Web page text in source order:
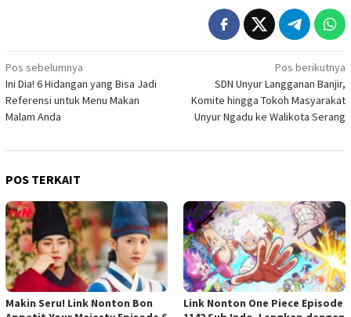
Navigasi
pos
Pos sebelumnya
Ini Dia! 6 Hidangan yang Bisa Jadi
Referensi untuk Menu Makan
Malam Anda
Pos berikutnya
SDN Unyur Langganan Banjir,
Komite hingga Tokoh Masyarakat
Unyur Ngadu ke Walikota Serang
POS TERKAIT
Makin Seru! Link Nonton Bon
Link Nonton One Piece Episode